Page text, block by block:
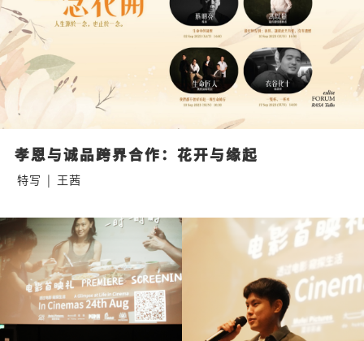
孝恩与诚品跨界合作：花开与缘起
特写 | 王茜